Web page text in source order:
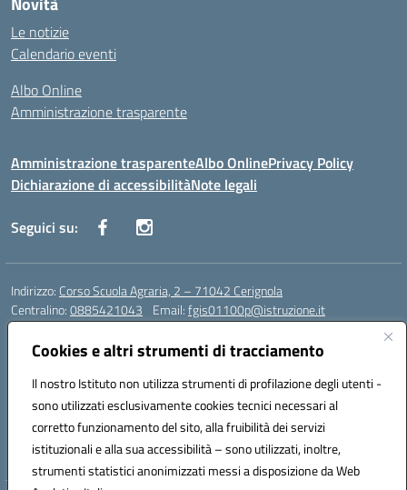
Cookies e altri strumenti di tracciamento
Il nostro Istituto non utilizza strumenti di profilazione degli utenti -
sono utilizzati esclusivamente cookies tecnici necessari al
corretto funzionamento del sito, alla fruibilità dei servizi
istituzionali e alla sua accessibilità – sono utilizzati, inoltre,
strumenti statistici anonimizzati messi a disposizione da Web
Le notizie
Calendario eventi
Albo Online
Amministrazione trasparente
Amministrazione trasparenteAlbo OnlinePrivacy Policy
Dichiarazione di accessibilitàNote legali
Seguici su:
Indirizzo: Corso Scuola Agraria, 2 – 71042 Cerignola
Centralino:0885421043 Email:fgis01100p@istruzione.it
Posta elettronica certificata (PEC):
Codice fiscale: 00318650710
Codice meccanografico:fgis01100p
Codice Indice delle Pubbliche Amministrazioni (IPA): istsc_fgis01100p-
Codice unico di fatturazione (CUF): UFY0NZ